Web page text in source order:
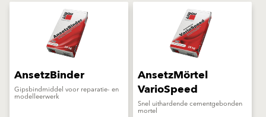
AnsetzBinder
Gipsbindmiddel voor reparatie- en
modelleerwerk
AnsetzMörtel
VarioSpeed
Snel uithardende cementgebonden
mortel